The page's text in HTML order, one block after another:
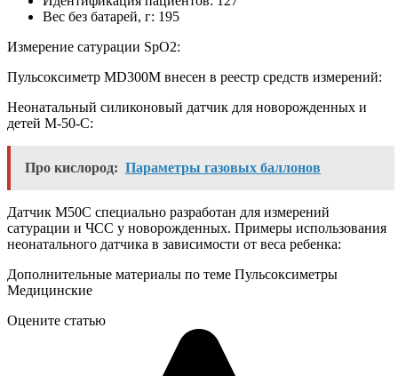
Вес без батарей, г: 195
Измерение сатурации SpO2:
Пульсоксиметр MD300M внесен в реестр средств измерений:
Неонатальный силиконовый датчик для новорожденных и
детей М-50-С:
Про кислород: Параметры газовых баллонов
Датчик M50C специально разработан для измерений
сатурации и ЧСС у новорожденных. Примеры использования
неонатального датчика в зависимости от веса ребенка:
Дополнительные материалы по теме Пульсоксиметры
Медицинские
Оцените статью